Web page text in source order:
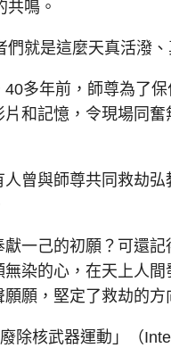
鳴。
就是這麼天真活潑、
多年前，師尊為了保
和記憶，令現場同奮
曾與師尊共同救劫弘
一己的初願？可還記
染的心，在天上人間
願，堅定了救劫的方
核武器運動」（